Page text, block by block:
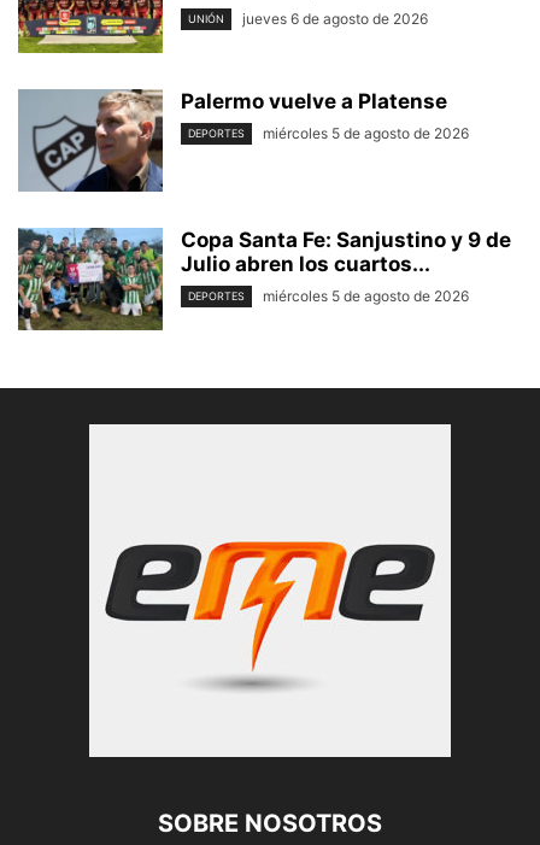
UNIÓN jueves 6 de agosto de 2026
Palermo vuelve a Platense
DEPORTES miércoles 5 de agosto de 2026
Copa Santa Fe: Sanjustino y 9 de
Julio abren los cuartos...
DEPORTES miércoles 5 de agosto de 2026
SOBRE NOSOTROS